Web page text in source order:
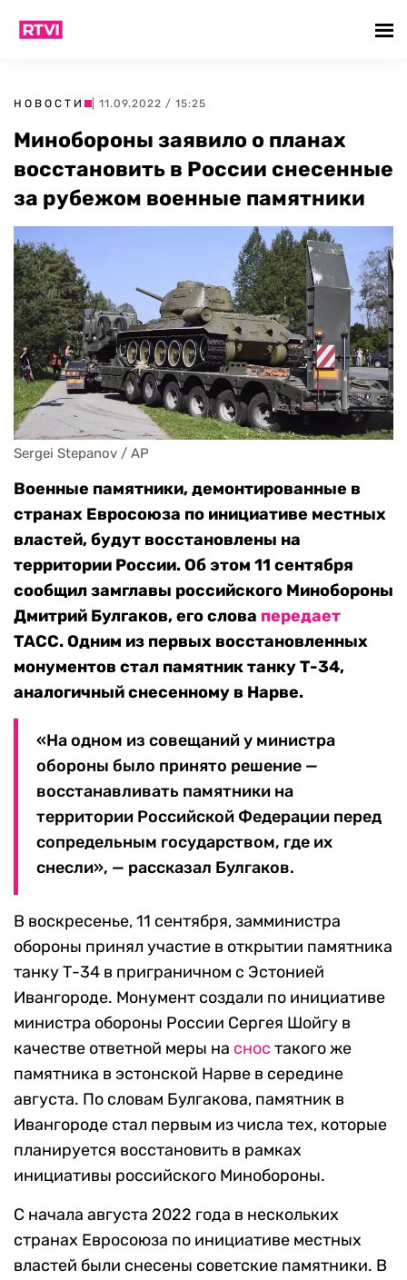
НОВОСТИ | 11.09.2022 / 15:25
Минобороны заявило о планах
восстановить в России снесенные
за рубежом военные памятники
Sergei Stepanov / AP
Военные памятники, демонтированные в
странах Евросоюза по инициативе местных
властей, будут восстановлены на
территории России. Об этом 11 сентября
сообщил замглавы российского Минобороны
Дмитрий Булгаков, его слова передает
ТАСС. Одним из первых восстановленных
монументов стал памятник танку Т-34,
аналогичный снесенному в Нарве.
«На одном из совещаний у министра
обороны было принято решение —
восстанавливать памятники на
территории Российской Федерации перед
сопредельным государством, где их
снесли», — рассказал Булгаков.
В воскресенье, 11 сентября, замминистра
обороны принял участие в открытии памятника
танку Т-34 в приграничном с Эстонией
Ивангороде. Монумент создали по инициативе
министра обороны России Сергея Шойгу в
качестве ответной меры на снос такого же
памятника в эстонской Нарве в середине
августа. По словам Булгакова, памятник в
Ивангороде стал первым из числа тех, которые
планируется восстановить в рамках
инициативы российского Минобороны.
С начала августа 2022 года в нескольких
странах Евросоюза по инициативе местных
властей были снесены советские памятники. В